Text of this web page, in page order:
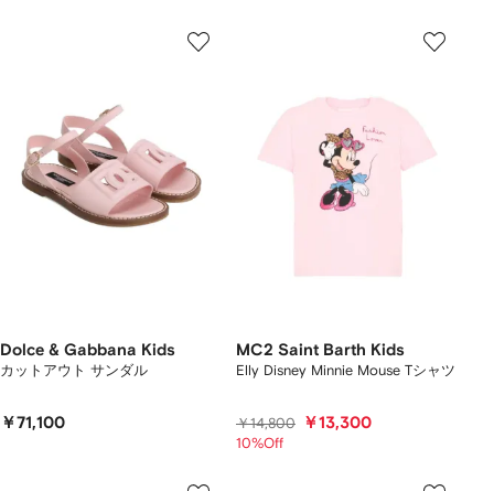
Dolce & Gabbana Kids
カットアウト サンダル
￥71,100
MC2 Saint Barth Kids
Elly Disney Minnie Mouse Tシャツ
￥14,800 ￥13,300
10%Off